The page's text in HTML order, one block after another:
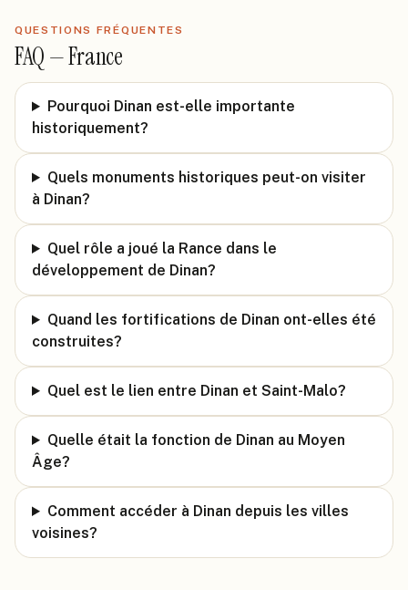
QUESTIONS FRÉQUENTES
FAQ —France
Pourquoi Dinan est-elle importante
historiquement?
Quels monuments historiques peut-on visiter
à Dinan?
Quel rôle a joué la Rance dans le
développement de Dinan?
Quand les fortifications de Dinan ont-elles été
construites?
Quel est le lien entre Dinan et Saint-Malo?
Quelle était la fonction de Dinan au Moyen
Âge?
Comment accéder à Dinan depuis les villes
voisines?